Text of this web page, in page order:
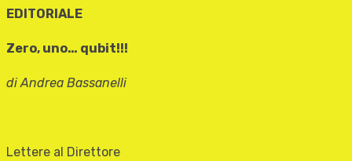
EDITORIALE
Zero, uno… qubit!!!
di Andrea Bassanelli
Lettere al Direttore